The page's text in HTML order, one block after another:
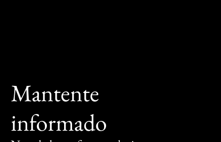
Mantente
informado